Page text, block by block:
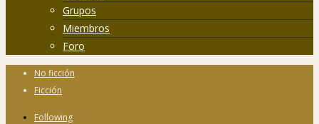
Grupos
Miembros
Foro
No ficción
Ficción
Following